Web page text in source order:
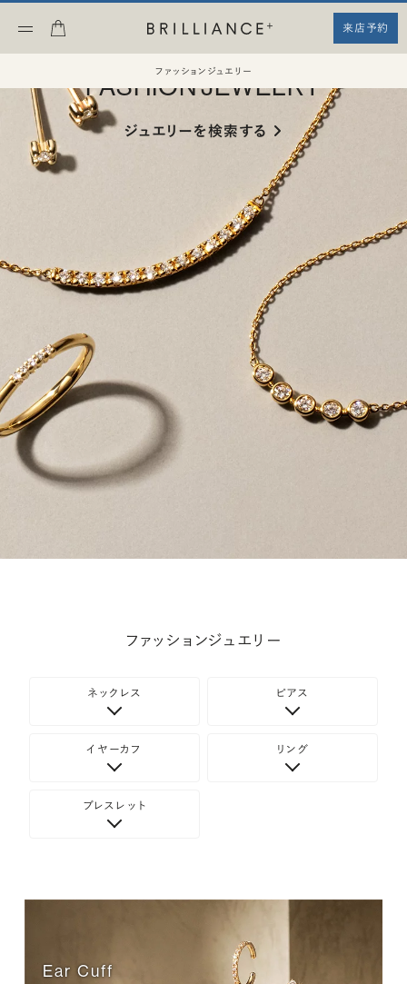
来店予約
ファッションジュエリー
ファッションジュエリー
FASHION JEWELRY
ジュエリーを検索する
ファッションジュエリー
ネックレス ピアス
イヤーカフ リング
ブレスレット
Ear Cuff